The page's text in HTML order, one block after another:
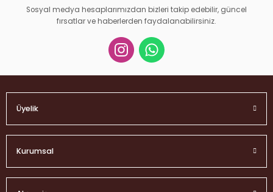
Sosyal medya hesaplarımızdan bizleri takip edebilir, güncel
fırsatlar ve haberlerden faydalanabilirsiniz.
Üyelik
Kurumsal